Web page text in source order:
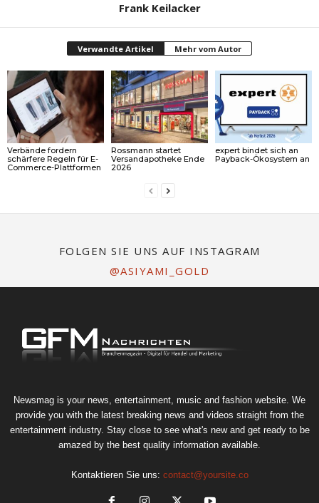
Frank Keilacker
Verwandte Artikel Mehr vom Autor
Verbände fordern
schärfere Regeln für E-
Commerce-Plattformen
Rossmann startet
Versandapotheke Ende
2026
expert bindet sich an
Payback-Ökosystem an
FOLGEN SIE UNS AUF INSTAGRAM
@ASIYAMI_GOLD
Newsmag is your news, entertainment, music and fashion website. We
provide you with the latest breaking news and videos straight from the
entertainment industry. Stay close to see what's new and get ready to be
amazed by the best quality information available.
Kontaktieren Sie uns: contact@yoursite.co